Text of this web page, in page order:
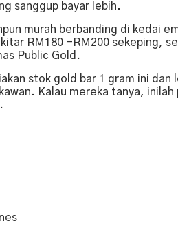
sanggup bayar lebih.
murah berbanding di kedai
RM180 -RM200 sekeping,
Public Gold.
stok gold bar 1 gram ini
Kalau mereka tanya,